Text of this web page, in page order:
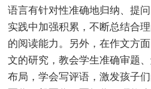
语言有针对性准确地归纳、提
实践中加强积累，不断总结合
的阅读能力。另外，在作文方
文的研究，教会学生准确审题
布局，学会写评语，激发孩子